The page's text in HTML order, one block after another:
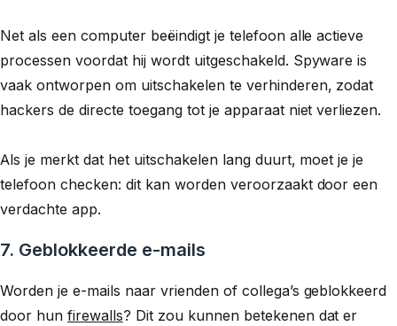
Net als een computer beëindigt je telefoon alle actieve
processen voordat hij wordt uitgeschakeld. Spyware is
vaak ontworpen om uitschakelen te verhinderen, zodat
hackers de directe toegang tot je apparaat niet verliezen.
Als je merkt dat het uitschakelen lang duurt, moet je je
telefoon checken: dit kan worden veroorzaakt door een
verdachte app.
7. Geblokkeerde e-mails
Worden je e-mails naar vrienden of collega’s geblokkeerd
door hun firewalls? Dit zou kunnen betekenen dat er